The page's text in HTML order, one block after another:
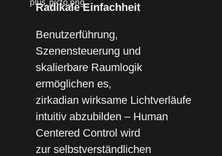
Radikale Einfachheit
Benutzerführung,
Szenensteuerung und
skalierbare Raumlogik
ermöglichen es,
zirkadian wirksame Lichtverläufe
intuitiv abzubilden – Human
Centered Control wird
zur selbstverständlichen